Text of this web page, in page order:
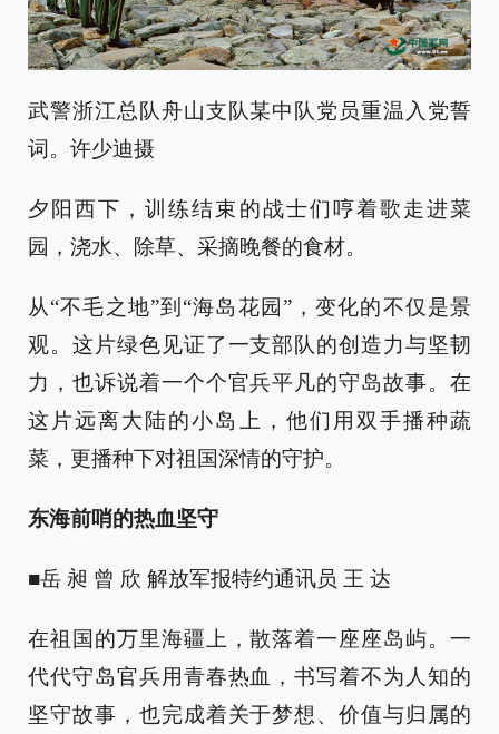
武警浙江总队舟山支队某中队党员重温入党誓
词。许少迪摄
夕阳西下，训练结束的战士们哼着歌走进菜
园，浇水、除草、采摘晚餐的食材。
从“不毛之地”到“海岛花园”，变化的不仅是景
观。这片绿色见证了一支部队的创造力与坚韧
力，也诉说着一个个官兵平凡的守岛故事。在
这片远离大陆的小岛上，他们用双手播种蔬
菜，更播种下对祖国深情的守护。
东海前哨的热血坚守
■岳 昶 曾 欣 解放军报特约通讯员 王 达
在祖国的万里海疆上，散落着一座座岛屿。一
代代守岛官兵用青春热血，书写着不为人知的
坚守故事，也完成着关于梦想、价值与归属的